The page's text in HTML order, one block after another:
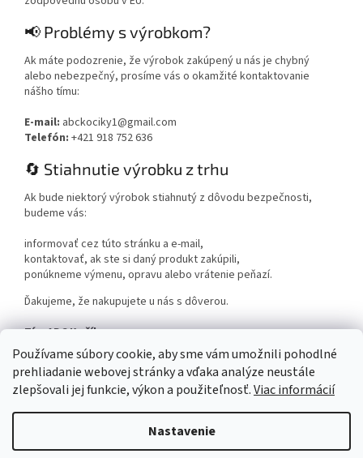
Používame súbory cookie, aby sme vám umožnili pohodlné
prehliadanie webovej stránky a vďaka analýze neustále
zlepšovali jej funkcie, výkon a použiteľnosť.Viac informácií
Nastavenie
📢 Problémy s výrobkom?
Ak máte podozrenie, že výrobok zakúpený u nás je chybný
alebo nebezpečný, prosíme vás o okamžité kontaktovanie
nášho tímu:
E-mail: abckociky1@gmail.com
Telefón: +421 918 752 636
🔄 Stiahnutie výrobku z trhu
Ak bude niektorý výrobok stiahnutý z dôvodu bezpečnosti,
budeme vás:
informovať cez túto stránku a e-mail,
kontaktovať, ak ste si daný produkt zakúpili,
ponúkneme výmenu, opravu alebo vrátenie peňazí.
Ďakujeme, že nakupujete u nás s dôverou.
Tím ABC Kočíky
www.abckociky.sk
Vytvoril Shoptet